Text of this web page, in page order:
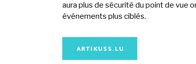
aura plus de sécurité du point de vue
événements plus ciblés.
ARTIKUSS.LU